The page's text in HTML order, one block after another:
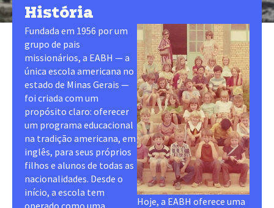
História
Fundada em 1956 por um
grupo de pais
missionários, a EABH — a
única escola americana no
estado de Minas Gerais —
foi criada com um
propósito claro: oferecer
um programa educacional
na tradição americana, em
inglês, para seus próprios
filhos e alunos de todas as
nacionalidades. Desde o
início, a escola tem
operado como uma
Hoje, a EABH oferece uma